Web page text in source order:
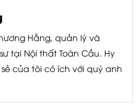
Hằng, quản lý và
tại Nội thất Toàn Cầu. Hy
của tôi có ích với quý anh